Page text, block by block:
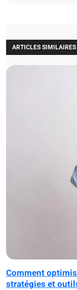
ARTICLES SIMILAIRES
Comment
stratégies et